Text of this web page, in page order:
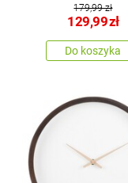
ścienny fioletowy,
średnica 40 cm
179,99 zł
129,99zł
Do koszyka